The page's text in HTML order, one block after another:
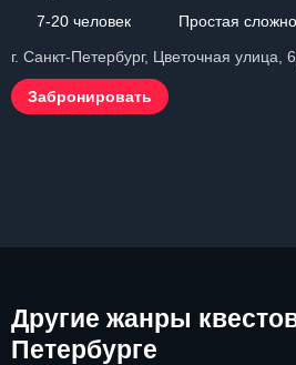
7-20 человек
Простая
г. Санкт-Петербург, Цветочная улица,
Забронировать
Другие жанры
Петербурге